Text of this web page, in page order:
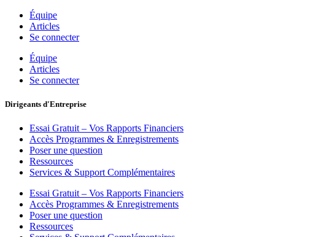
Équipe
Articles
Se connecter
Équipe
Articles
Se connecter
Dirigeants d'Entreprise
Essai Gratuit – Vos Rapports Financiers
Accès Programmes & Enregistrements
Poser une question
Ressources
Services & Support Complémentaires
Essai Gratuit – Vos Rapports Financiers
Accès Programmes & Enregistrements
Poser une question
Ressources